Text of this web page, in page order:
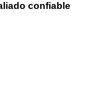
confiable